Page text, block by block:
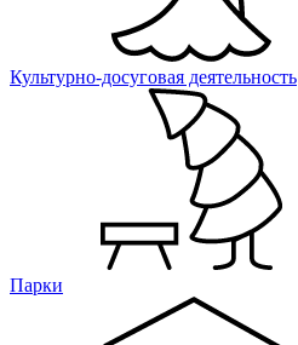
Культурно-досуговая деятельность
Парки